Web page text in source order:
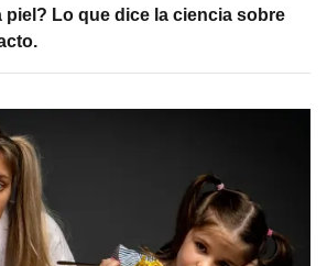
piel? Lo que dice la ciencia sobre